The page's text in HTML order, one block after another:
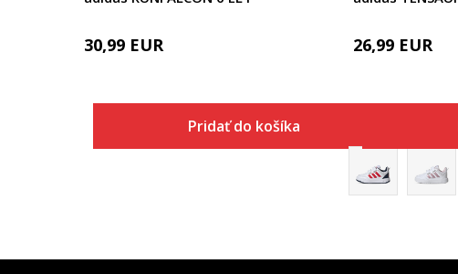
30,99 EUR
Pridať do košíka
26,99 EUR